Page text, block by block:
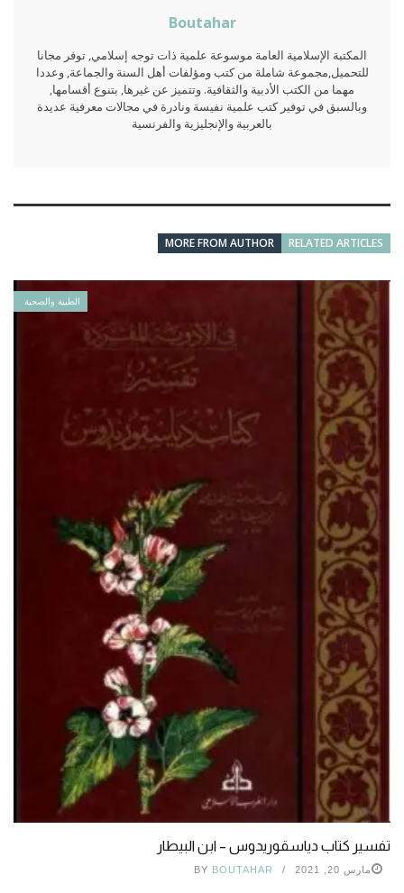
Boutahar
المكتبة الإسلامية العامة موسوعة علمية ذات توجه إسلامي, توفر مجانا
للتحميل,مجموعة شاملة من كتب ومؤلفات أهل السنة والجماعة, وعددا
مهما من الكتب الأدبية والثقافية. وتتميز عن غيرها, بتنوع أقسامها,
وبالسبق في توفير كتب علمية نفيسة ونادرة في مجالات معرفية عديدة
بالعربية والإنجليزية والفرنسية
RELATED ARTICLES
MORE FROM AUTHOR
الطبية والصحية
تفسیر کتاب دیاسقوریدوس – ابن البيطار
مارس 20, 2021 BY BOUTAHAR